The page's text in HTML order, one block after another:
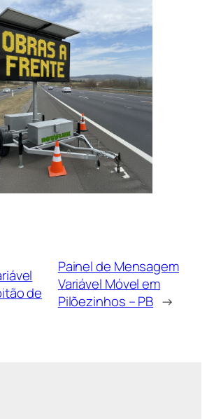
de
Painel de Mensagem
Variável Móvel em
Pilõezinhos – PB →